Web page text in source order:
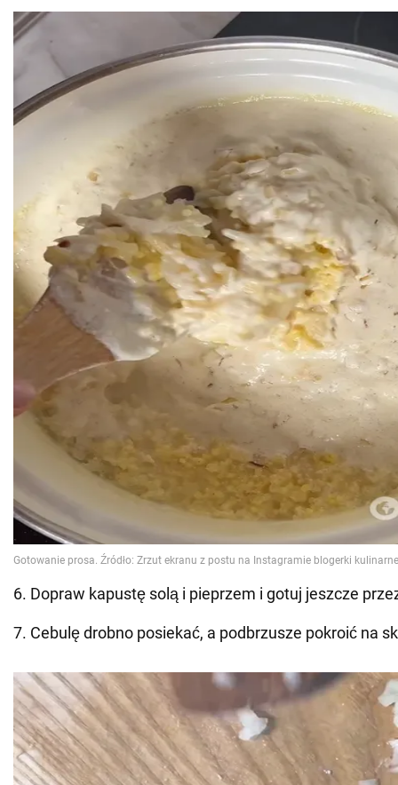
6. Dopraw kapustę solą i pieprzem i gotuj jeszcze
7. Cebulę drobno posiekać, a podbrzusze pokroić na